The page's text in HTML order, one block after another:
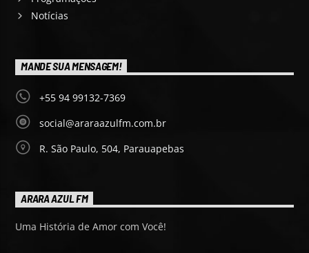
Notícias
MANDE SUA MENSAGEM!
+55 94 99132-7369
social@araraazulfm.com.br
R. São Paulo, 504, Parauapebas
ARARA AZUL FM
Uma História de Amor com Você!